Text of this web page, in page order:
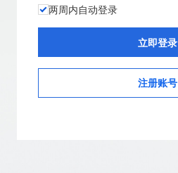
两周内自动登录
注册账号